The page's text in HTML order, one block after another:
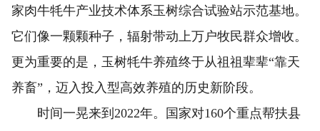
家肉牛牦牛产业技术体系玉树综合试验站示范基地。
它们像一颗颗种子，辐射带动上万户牧民群众增收。
更为重要的是，玉树牦牛养殖终于从祖祖辈辈“靠天
养畜”，迈入投入型高效养殖的历史新阶段。
时间一晃来到2022年。国家对160个重点帮扶县